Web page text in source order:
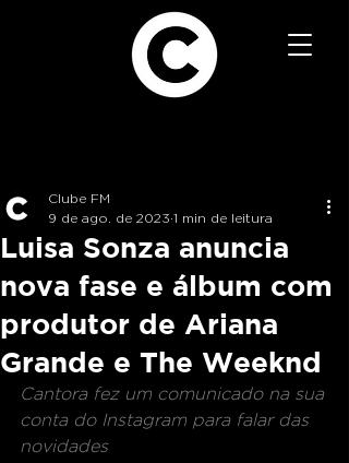
Luisa Sonza anuncia
nova fase e álbum com
produtor de Ariana
Grande e The Weeknd
Clube FM
9 de ago. de 2023 1 min de leitura
Cantora fez um comunicado na sua
conta do Instagram para falar das
novidades